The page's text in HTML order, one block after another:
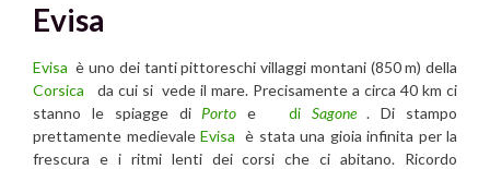
Evisa
Evisa è uno dei tanti pittoreschi villaggi montani (850 m) della
Corsica da cui si vede il mare. Precisamente a circa 40 km ci
stanno le spiagge di Porto e di Sagone. Di stampo
prettamente medievale Evisa è stata una gioia infinita per la
frescura e i ritmi lenti dei corsi che ci abitano. Ricordo